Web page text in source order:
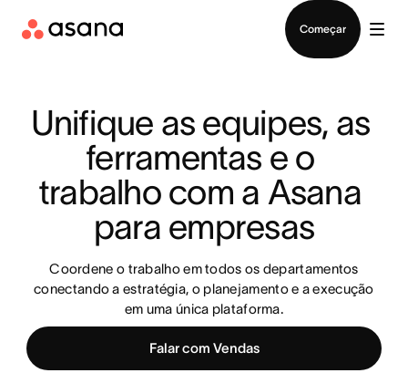
Começar
Unifique as equipes, as
ferramentas e o
trabalho com a Asana
para empresas
Coordene o trabalho em todos os departamentos
conectando a estratégia, o planejamento e a execução
em uma única plataforma.
Falar com Vendas